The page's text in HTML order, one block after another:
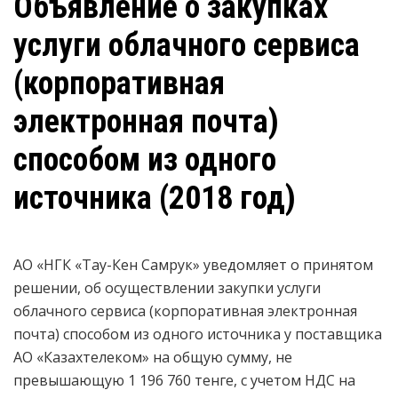
услуги облачного сервиса
(корпоративная
электронная почта)
способом из одного
источника (2018 год)
АО «НГК «Тау-Кен Самрук» уведомляет о принятом
решении, об осуществлении закупки услуги
облачного сервиса (корпоративная электронная
почта) способом из одного источника у поставщика
АО «Казахтелеком» на общую сумму, не
превышающую 1 196 760 тенге, с учетом НДС на